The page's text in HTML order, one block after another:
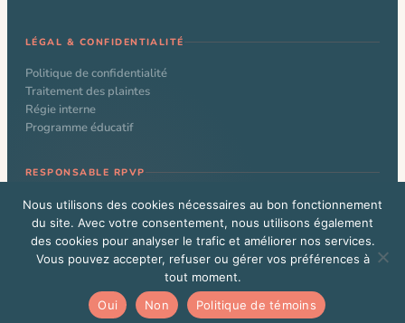
LÉGAL & CONFIDENTIALITÉ
Politique de confidentialité
Traitement des plaintes
Régie interne
Programme éducatif
RESPONSABLE RPVP
© 2026 CPE Le Kangourou. Tous droits réservés. Site web conçu par
Alexandre Beauchamp
Vous êtes un administrateur WordPress?Cliquez ici
Nous utilisons des cookies nécessaires au bon fonctionnement
du site. Avec votre consentement, nous utilisons également
des cookies pour analyser le trafic et améliorer nos services.
Vous pouvez accepter, refuser ou gérer vos préférences à
tout moment.
Oui
Non Politique de témoins